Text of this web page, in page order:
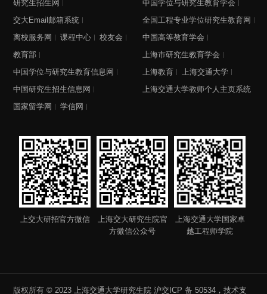
研究生招生网
交大Email邮箱系统
离校服务网
课程中心
校友会
教育部
中国学位与研究生教育信息网
中国研究生招生信息网
国家留学网
学信网
中国学位与研究生教育学会
全国工程专业学位研究生教育网
中国高等教育学会
上海市研究生教育学会
上海教育
上海交通大学
上海交通大学教师个人主页系统
上交大研招官方微信
上海交大研究生院官
方微信公众号
上海交通大学国家卓
越工程师学院
版权所有 © 2023 上海交通大学研究生院沪交ICP 备 50534 ，技术支